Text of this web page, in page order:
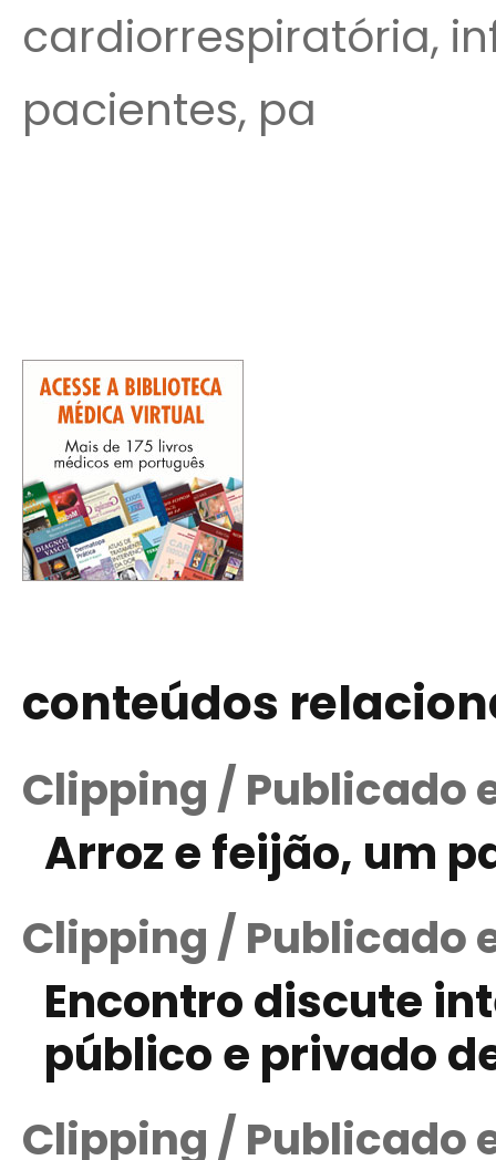
cardiorrespiratória,
pacientes, pa
conteúdos
Clipping / Publicado
Arroz e feijão, um
Clipping / Publicado
Encontro discute
público e privado
Clipping / Publicado